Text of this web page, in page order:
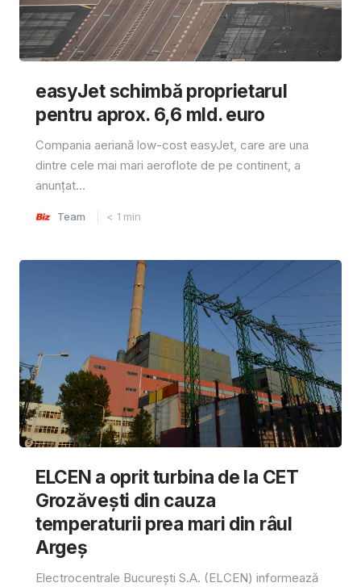
easyJet schimbă proprietarul
pentru aprox. 6,6 mld. euro
Compania aeriană low-cost easyJet, care are una
dintre cele mai mari aeroflote de pe continent, a
anunțat...
Team < 1 min
ELCEN a oprit turbina de la CET
Grozăvești din cauza
temperaturii prea mari din râul
Argeș
Electrocentrale București S.A. (ELCEN) informează